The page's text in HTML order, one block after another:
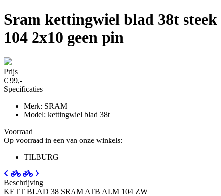
Sram kettingwiel blad 38t steek
104 2x10 geen pin
Prijs
€ 99,-
Specificaties
Merk: SRAM
Model: kettingwiel blad 38t
Voorraad
Op voorraad in een van onze winkels:
TILBURG
Beschrijving
KETT BLAD 38 SRAM ATB ALM 104 ZW